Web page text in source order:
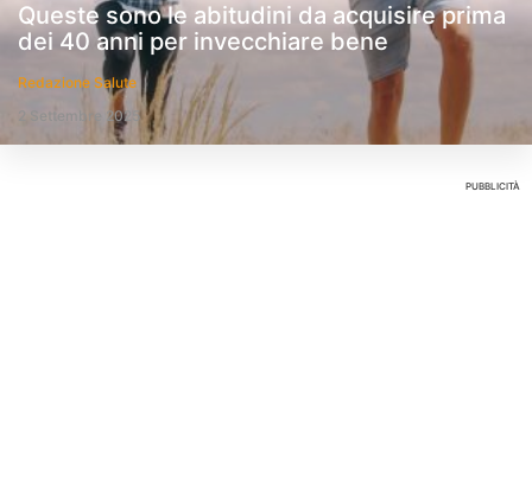
Queste sono le abitudini da acquisire prima
dei 40 anni per invecchiare bene
Redazione Salute
2 Settembre 2025
PUBBLICITÀ